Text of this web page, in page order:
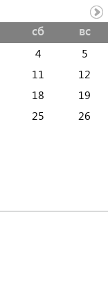
сб вс
4
5
11
12
18
19
25
26